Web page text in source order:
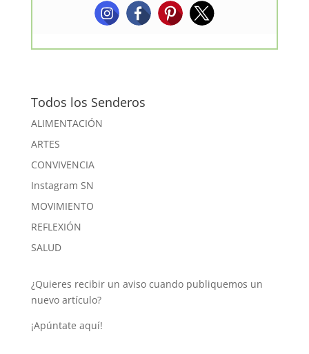
Todos los Senderos
ALIMENTACIÓN
ARTES
CONVIVENCIA
Instagram SN
MOVIMIENTO
REFLEXIÓN
SALUD
¿Quieres recibir un aviso cuando publiquemos un
nuevo artículo?
¡Apúntate aquí!